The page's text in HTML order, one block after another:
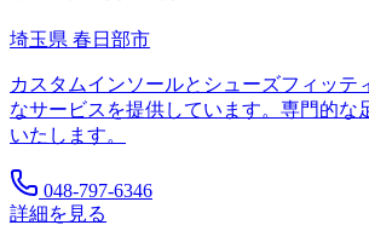
埼玉県 春日部市
カスタムインソールとシューズフィッテ
なサービスを提供しています。専門的な
いたします。
048-797-6346
詳細を見る